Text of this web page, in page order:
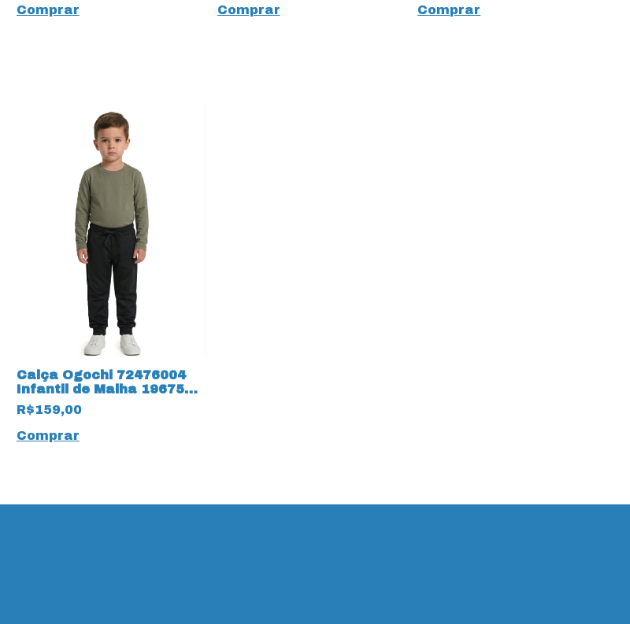
Comprar
Comprar
Comprar
Calça Ogochi 72476004
Infantil de Malha 19675
com Bolso Faca
R$159,00
Comprar